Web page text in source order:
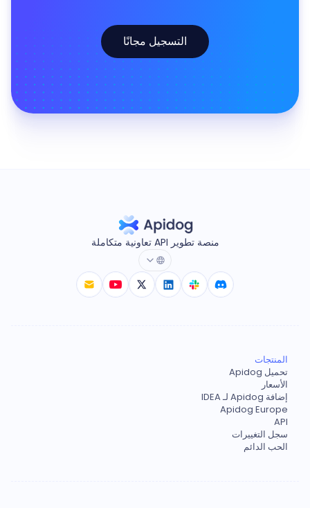
التسجيل مجانًا
منصة تطوير API تعاونية متكاملة
المنتجات
تحميل Apidog
الأسعار
إضافة Apidog لـ IDEA
Apidog Europe
API
سجل التغييرات
الحب الدائم